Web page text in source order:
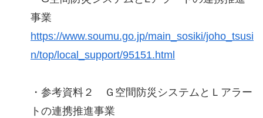
事業
https://www.soumu.go.jp/main_sosiki/joho_tsusi
n/top/local_support/95151.html
・参考資料２ Ｇ空間防災システムとＬアラー
トの連携推進事業